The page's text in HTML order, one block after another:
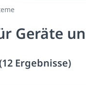
Ergebnisse)